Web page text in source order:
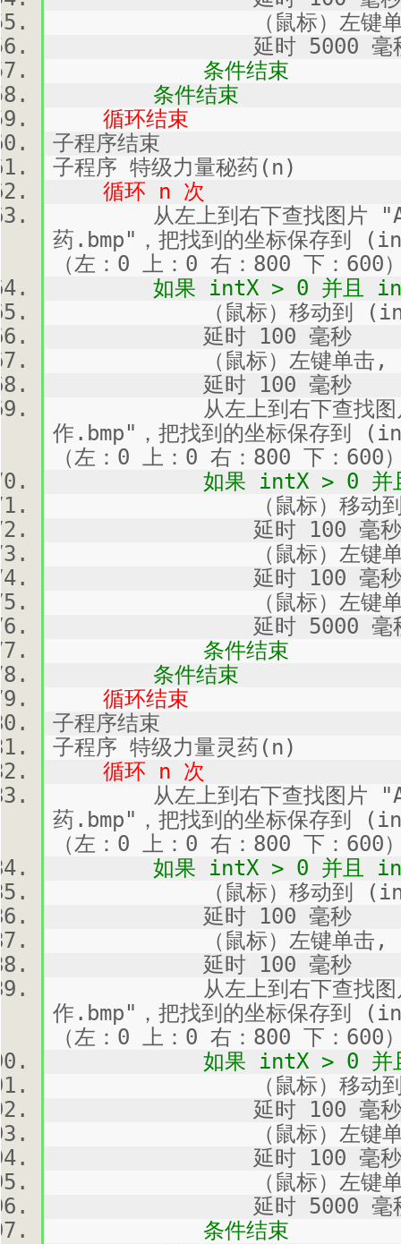
（鼠标）左键单
延时 5000 毫
条件结束
条件结束
循环结束
子程序结束
子程序 特级力量秘药(n)
循环 n 次
从左上到右下查找图片
药.bmp"，把找到的坐标保存到
（左：0 上：0 右：800 下：600
如果 intX > 0 并且
（鼠标）移动到
延时 100 毫秒
（鼠标）左键单击,
延时 100 毫秒
从左上到右下查找图片
作.bmp"，把找到的坐标保存到
（左：0 上：0 右：800 下：600
如果 intX > 0 并且
（鼠标）移动到
延时 100 毫秒
（鼠标）左键单
延时 100 毫秒
（鼠标）左键单
延时 5000 毫
条件结束
条件结束
循环结束
子程序结束
子程序 特级力量灵药(n)
循环 n 次
从左上到右下查找图片
药.bmp"，把找到的坐标保存到
（左：0 上：0 右：800 下：600
如果 intX > 0 并且
（鼠标）移动到
延时 100 毫秒
（鼠标）左键单击,
延时 100 毫秒
从左上到右下查找图片
作.bmp"，把找到的坐标保存到
（左：0 上：0 右：800 下：600
如果 intX > 0 并且
（鼠标）移动到
延时 100 毫秒
（鼠标）左键单
延时 100 毫秒
（鼠标）左键单
延时 5000 毫
条件结束